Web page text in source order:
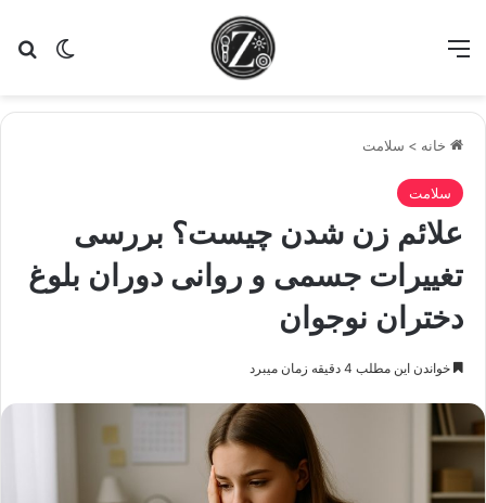
تغییر منو
خانه > سلامت
سلامت
علائم زن شدن چیست؟ بررسی
تغییرات جسمی و روانی دوران بلوغ
دختران نوجوان
خواندن این مطلب 4 دقیقه زمان میبرد